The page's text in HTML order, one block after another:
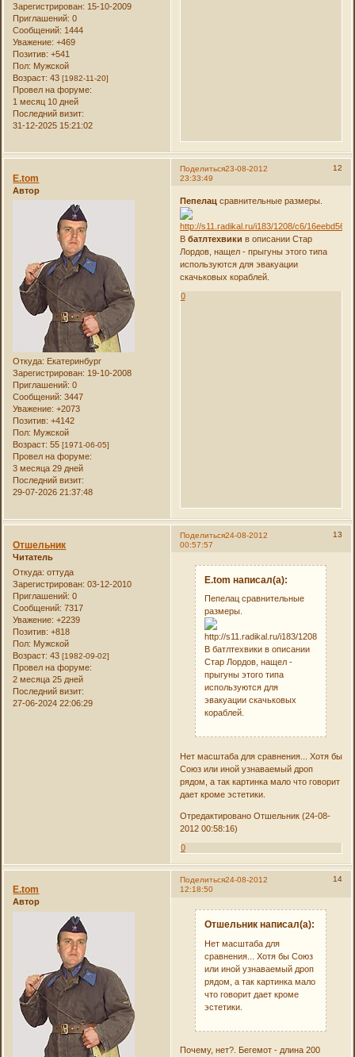
Зарегистрирован: 15-10-2009
Приглашений: 0
Сообщений: 1444
Уважение: +469
Позитив: +541
Пол: Мужской
Возраст: 43[1982-11-20]
Провел на форуме:
1 месяц 10 дней
Последний визит:
31-12-2025 15:21:02
Поделиться 12
23-08-2012
23:33:49
E.tom
Автор
Откуда: Екатеринбург
Зарегистрирован: 19-10-2008
Приглашений: 0
Сообщений: 3447
Уважение: +2073
Позитив: +4142
Пол: Мужской
Возраст: 55[1971-06-05]
Провел на форуме:
3 месяца 29 дней
Последний визит:
29-07-2026 21:37:48
Пепелац сравнительные размеры.
В батлтехвики в описании Стар
Лордов, нащел - прыгуны этого типа
используются для эвакуации
скачьковых кораблей.
0
Поделиться 13
24-08-2012
00:57:57
Отшельник
Читатель
Откуда: оттуда
Зарегистрирован: 03-12-2010
Приглашений: 0
Сообщений: 7317
Уважение: +2239
Позитив: +818
Пол: Мужской
Возраст: 43[1982-09-02]
Провел на форуме:
2 месяца 25 дней
Последний визит:
27-06-2024 22:06:29
E.tom написал(а):
Пепелац сравнительные
размеры.
В батлтехвики в описании
Стар Лордов, нащел -
прыгуны этого типа
используются для
эвакуации скачьковых
кораблей.
Нет масштаба для сравнения... Хотя бы
Союз или иной узнаваемый дроп
рядом, а так картинка мало что говорит
дает кроме эстетики.
Отредактировано Отшельник (24-08-
2012 00:58:16)
0
Поделиться 14
24-08-2012
12:18:50
E.tom
Автор
Отшельник написал(а):
Нет масштаба для
сравнения... Хотя бы Союз
или иной узнаваемый дроп
рядом, а так картинка мало
что говорит дает кроме
эстетики.
Почему, нет?. Бегемот - длина 200